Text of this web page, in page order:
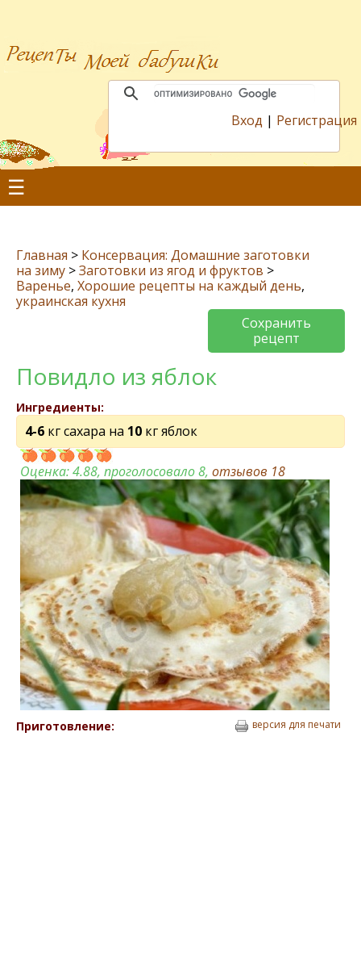
Вход | Регистрация
☰
Главная > Консервация: Домашние заготовки
на зиму >Заготовки из ягод и фруктов >
Варенье, Хорошие рецепты на каждый день,
украинская кухня
Сохранить
рецепт
Повидло из яблок
Ингредиенты:
4-6 кг сахара на 10 кг яблок
Оценка:4.88, проголосовало 8, отзывов 18
Приготовление: версия для печати